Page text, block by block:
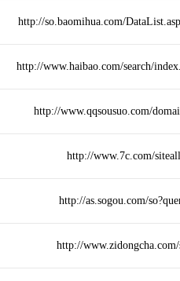
http://so.baomihua.com/
http://www.haibao.com/search/
http://www.qqsousuo.com/
http://www.7c.com/
http://as.sogou.com/
http://